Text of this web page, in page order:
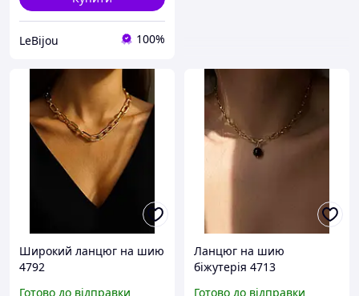
LeBijou 100%
Широкий ланцюг на шию
4792
Готово до відправки
Ланцюг на шию
біжутерія 4713
Готово до відправки